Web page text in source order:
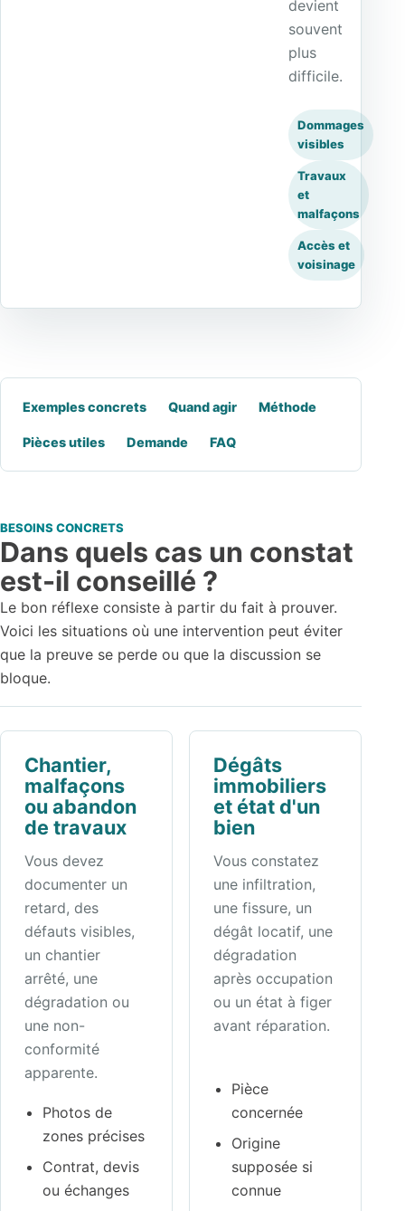
devient
souvent
plus
difficile.
Dommages
visibles
Travaux
et
malfaçons
Accès et
voisinage
Exemples concrets Quand agir Méthode
Pièces utiles Demande FAQ
BESOINS CONCRETS
Dans quels cas un constat
est-il conseillé ?
Le bon réflexe consiste à partir du fait à prouver.
Voici les situations où une intervention peut éviter
que la preuve se perde ou que la discussion se
bloque.
Chantier,
malfaçons
ou abandon
de travaux
Vous devez
documenter un
retard, des
défauts visibles,
un chantier
arrêté, une
dégradation ou
une non-
conformité
apparente.
Photos de
zones précises
Contrat, devis
ou échanges
Dégâts
immobiliers
et état d'un
bien
Vous constatez
une infiltration,
une fissure, un
dégât locatif, une
dégradation
après occupation
ou un état à figer
avant réparation.
Pièce
concernée
Origine
supposée si
connue